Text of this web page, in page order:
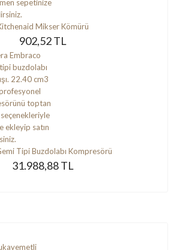
Mikser Kömürü
902,52 TL
Tipi Buzdolabı Kompresörü
31.988,88 TL